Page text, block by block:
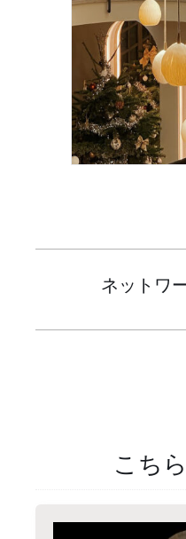
ネットワ
こち